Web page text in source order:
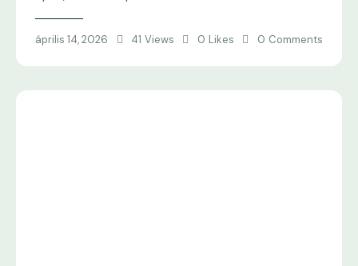
április 14, 2026 41 Views 0 Likes 0 Comments